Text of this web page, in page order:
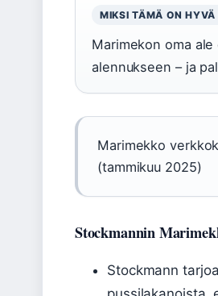
MIKSI TÄMÄ ON HYVÄ
Marimekon oma
alennukseen – ja
Marimekko
(tammikuu 2025)
Stockmannin
Stockmann